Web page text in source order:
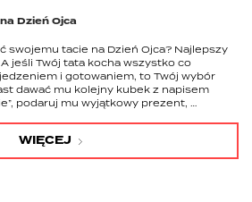
Dzień Ojca
swojemu tacie na Dzień Ojca? Najlepszy
jeśli Twój tata kocha wszystko co
i gotowaniem, to Twój wybór
dawać mu kolejny kubek z napisem
podaruj mu wyjątkowy prezent, …
WIĘCEJ